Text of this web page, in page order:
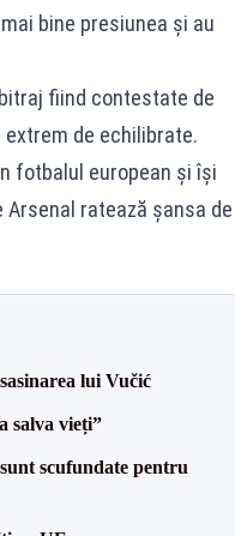
bine presiunea și au
fiind contestate de
de echilibrate.
fotbalul european și își
Arsenal ratează șansa de
lui Vučić
salva vieți”
scufundate pentru